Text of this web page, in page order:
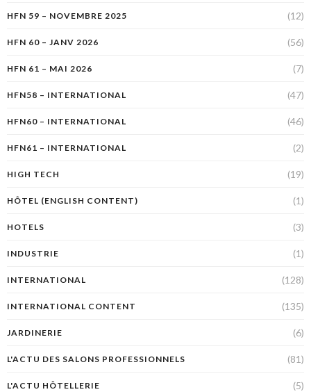
HFN 59 – NOVEMBRE 2025 (12)
HFN 60 – JANV 2026 (56)
HFN 61 – MAI 2026 (7)
HFN58 – INTERNATIONAL (47)
HFN60 – INTERNATIONAL (46)
HFN61 – INTERNATIONAL (2)
HIGH TECH (19)
HÔTEL (ENGLISH CONTENT) (1)
HOTELS (3)
INDUSTRIE (1)
INTERNATIONAL (128)
INTERNATIONAL CONTENT (135)
JARDINERIE (6)
L'ACTU DES SALONS PROFESSIONNELS (81)
L'ACTU HÔTELLERIE (5)